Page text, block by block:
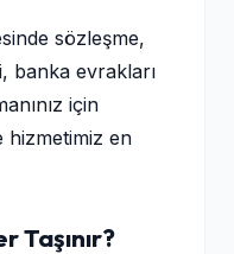
sözleşme,
banka evrakları
için
en
Taşınır?